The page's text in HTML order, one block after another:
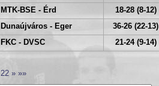
MTK-BSE - Érd 18-28 (8-12)
Dunaújváros - Eger 36-26 (22-13)
FKC - DVSC 21-24 (9-14)
22 » »»